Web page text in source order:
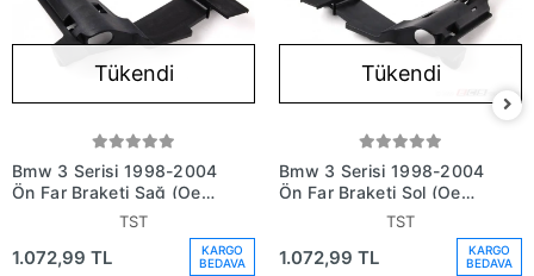
Tükendi
Bmw 3 Serisi 1998-2004
Ön Far Braketi Sağ (Oem
No: 63128380188)
TST
1.072,99 TL
KARGO
BEDAVA
Tükendi
Bmw 3 Serisi 1998-2004
Ön Far Braketi Sol (Oem
No: 63128380187)
TST
1.072,99 TL
KARGO
BEDAVA